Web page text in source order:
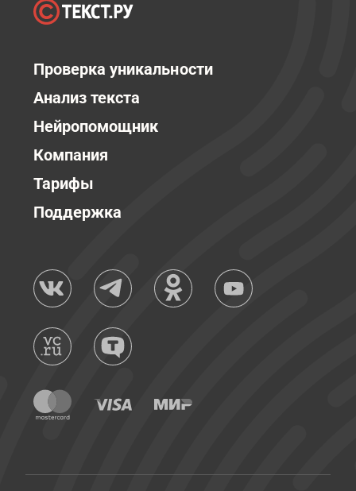
Проверка уникальности
Анализ текста
Нейропомощник
Компания
Тарифы
Поддержка